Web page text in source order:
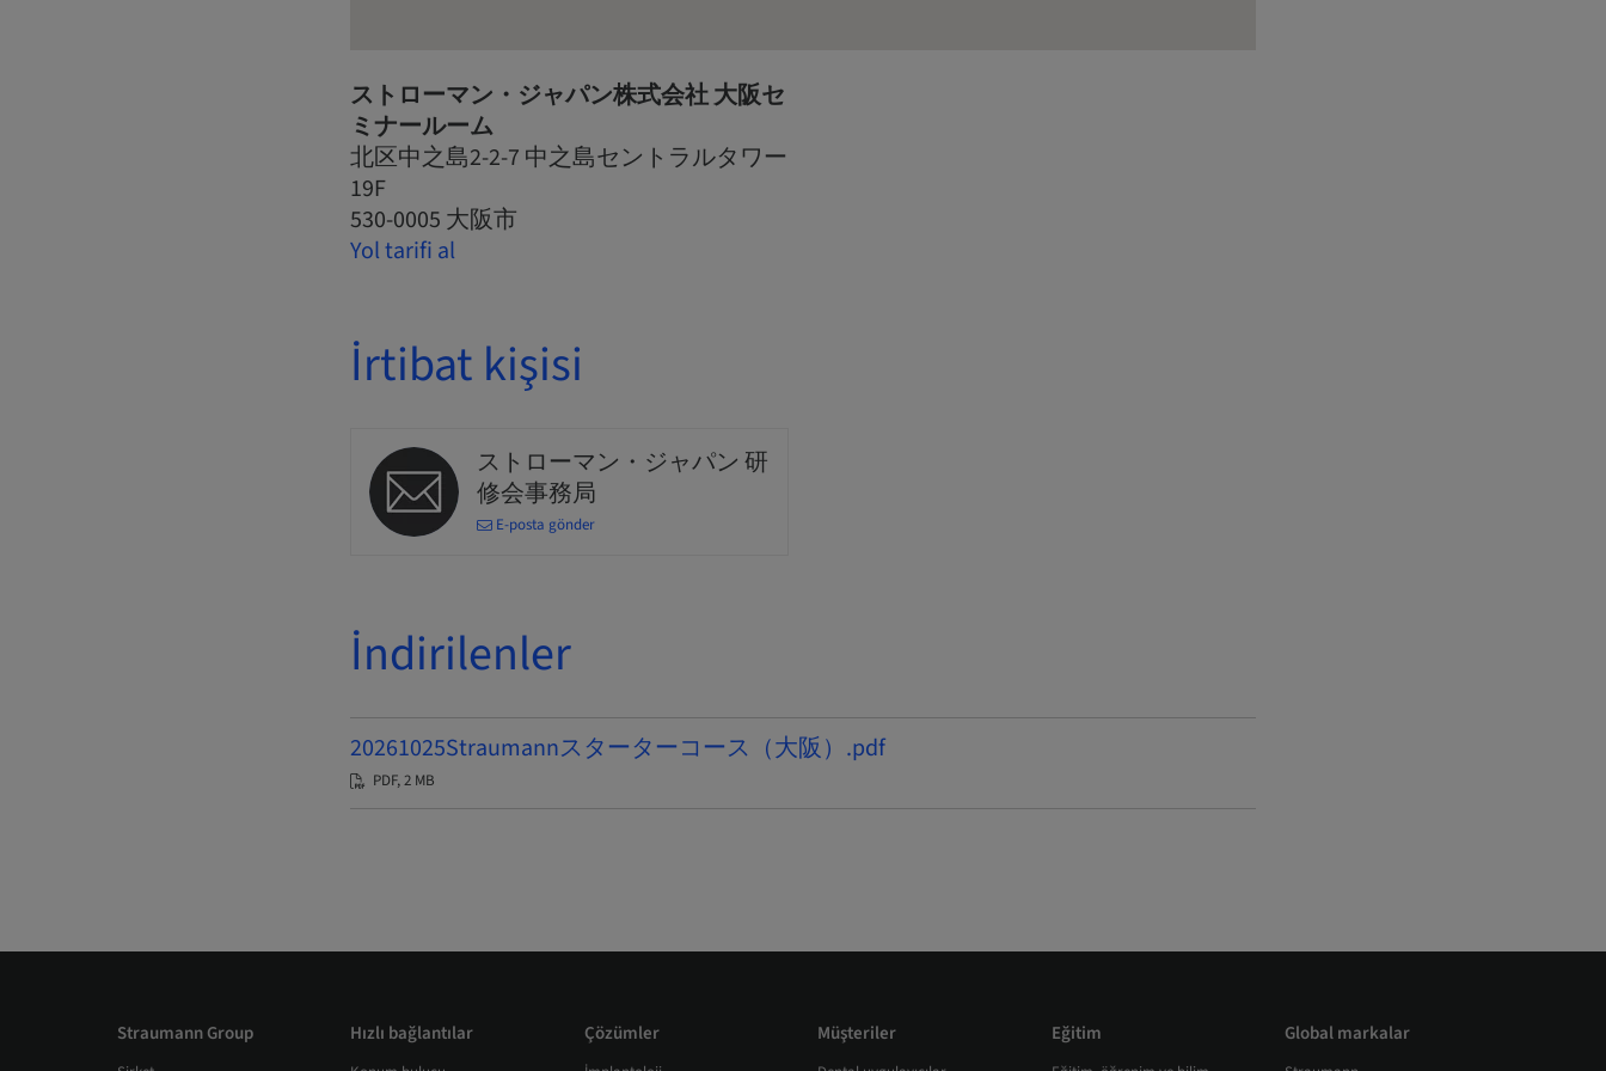
ストローマン・ジャパン株式会社 大阪セ
ミナールーム
北区中之島2-2-7 中之島セントラルタワー
19F
530-0005 大阪市
Yol tarifi al
İrtibat kişisi
ストローマン・ジャパン 研
修会事務局
E-posta gönder
İndirilenler
20261025Straumannスターターコース（大阪）.pdf
PDF, 2 MB
Straumann Group Hızlı bağlantılar Çözümler Müşteriler Eğitim Global markalar